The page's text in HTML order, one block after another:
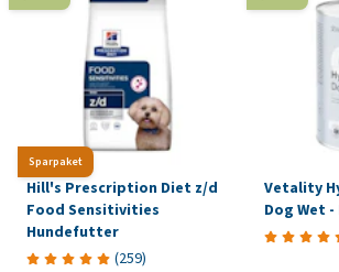
Sparpaket
Hill's Prescription Diet z/d
Food Sensitivities
Hundefutter
(259)
Vetality
Dog Wet